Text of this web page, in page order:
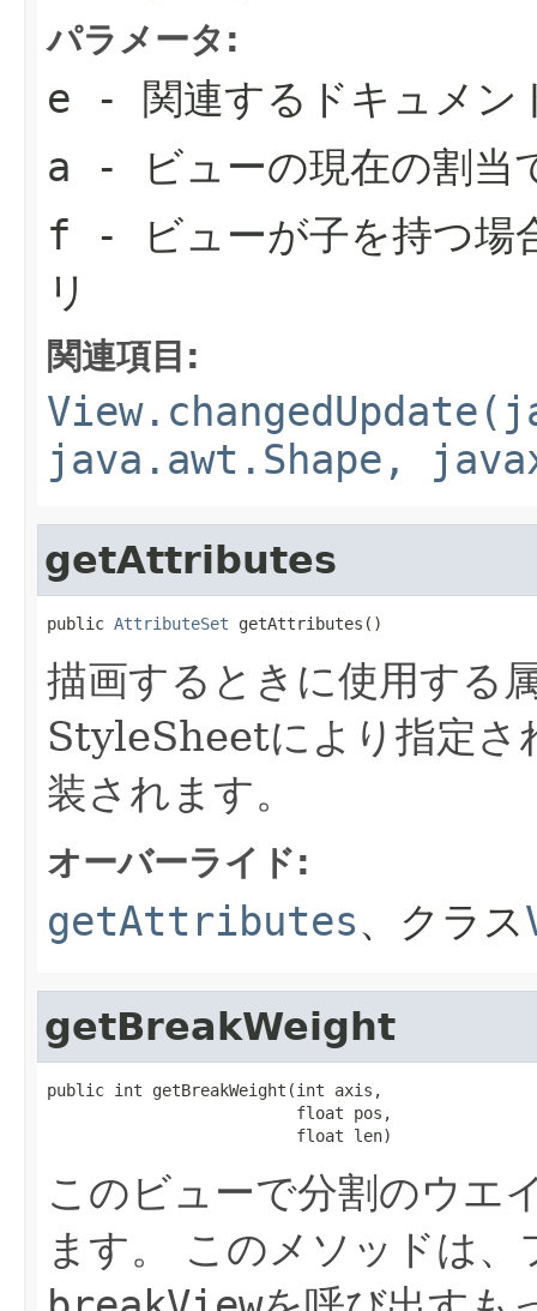
パラメータ:
e - 関連するドキュメン
a - ビューの現在の割当
f - ビューが子を持つ場
リ
関連項目:
java.awt.Shape,
getAttributes
public AttributeSet getAttributes()
描画するときに使用する
StyleSheetにより指定さ
装されます。
オーバーライド:
getAttributes、クラス
getBreakWeight
public int getBreakWeight(int axis,
                          float pos,
                          float len)
このビューで分割のウエ
ます。
このメソッドは